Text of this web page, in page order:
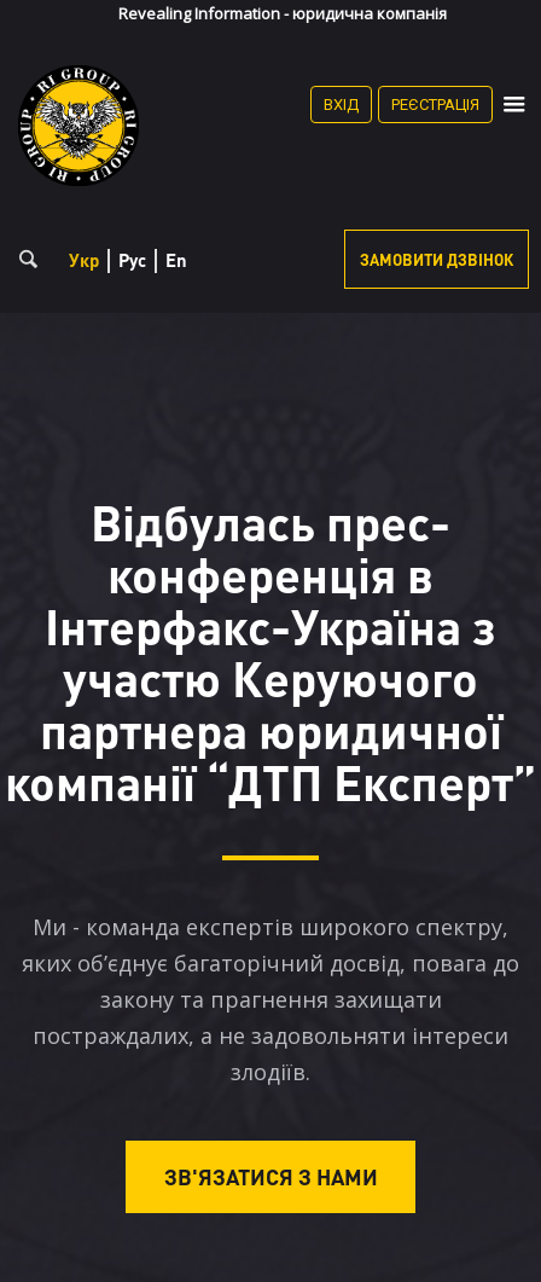
Revealing Information - юридична компанія
Особистий кабінет
РеєстраціяВХІД РЕЄСТРАЦІЯ
Укр Рус En ЗАМОВИТИ ДЗВІНОК
Відбулась прес-
конференція в
Інтерфакс-Україна з
участю Керуючого
партнера юридичної
компанії “ДТП Експерт”
Ми - команда експертів широкого спектру,
яких об’єднує багаторічний досвід, повага до
закону та прагнення захищати
постраждалих, а не задовольняти інтереси
злодіїв.
ЗВ'ЯЗАТИСЯ З НАМИ